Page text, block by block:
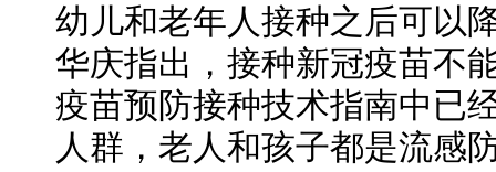
幼儿和老年人接种之后可以
华庆指出，接种新冠疫苗不
疫苗预防接种技术指南中已
人群，老人和孩子都是流感